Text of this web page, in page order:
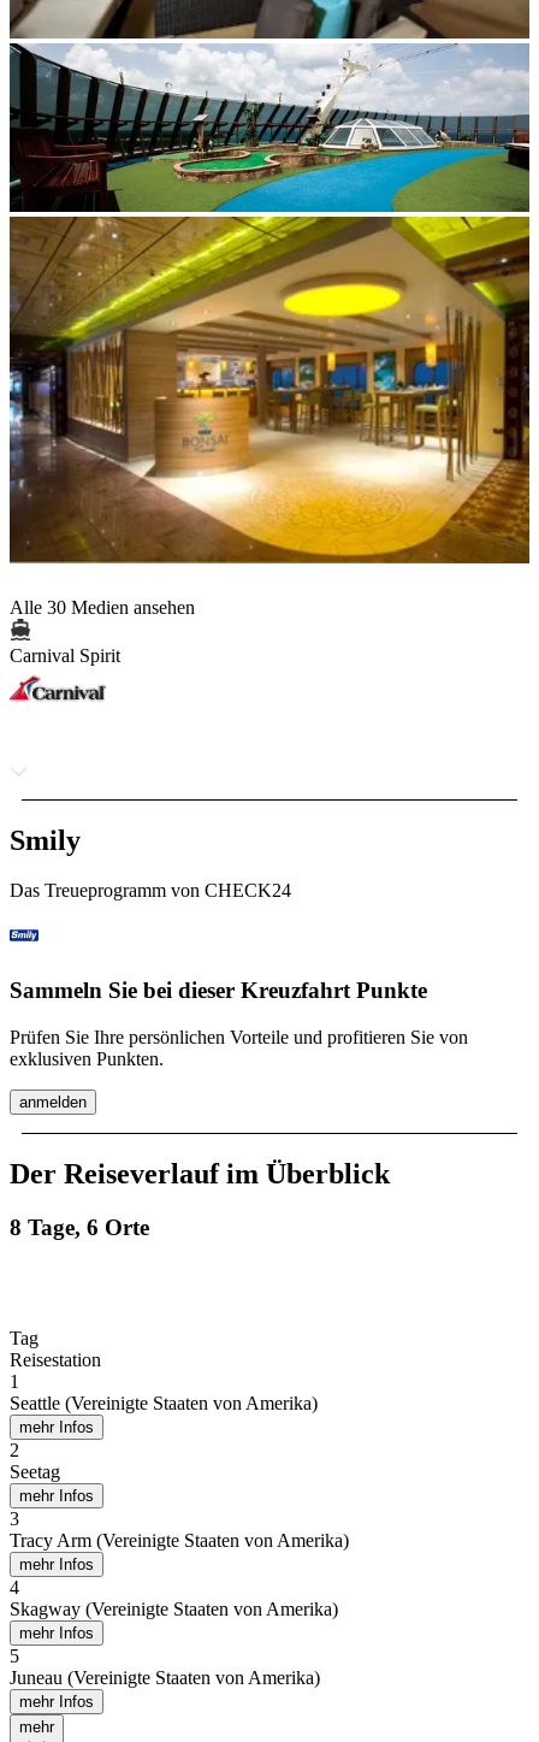
Alle 30 Medien ansehen
Carnival Spirit
Smily
Das Treueprogramm von CHECK24
Sammeln Sie bei dieser Kreuzfahrt Punkte
Prüfen Sie Ihre persönlichen Vorteile und profitieren Sie von
exklusiven Punkten.
anmelden
Der Reiseverlauf im Überblick
8 Tage, 6 Orte
Tag
Reisestation
1
Seattle (Vereinigte Staaten von Amerika)
mehr Infos
2
Seetag
mehr Infos
3
Tracy Arm (Vereinigte Staaten von Amerika)
mehr Infos
4
Skagway (Vereinigte Staaten von Amerika)
mehr Infos
5
Juneau (Vereinigte Staaten von Amerika)
mehr Infos
mehr